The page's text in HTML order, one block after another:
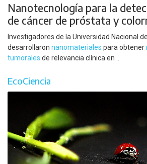
Nanotecnología para la
de cáncer de próstata y
Investigadores de la Universidad Nacional
desarrollaron nanomateriales para obtener
tumorales de relevancia clínica en ...
EcoCiencia